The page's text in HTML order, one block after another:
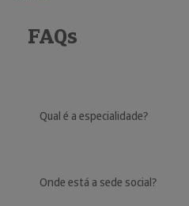
FAQs
Qual é a especialidade?
Onde está a sede social?